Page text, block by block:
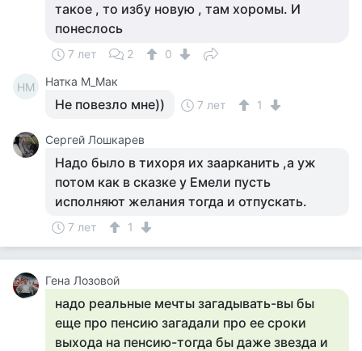
такое , то избу новую , там хоромы. И
понеслось
7 лет 2 0
НМ Натка М_Мак
Не повезло мне)) 7 лет 1
Сергей Лошкарев
Надо было в тихоря их заарканить ,а уж
потом как в сказке у Емели пусть
исполняют желания тогда и отпускать.
7 лет 1
Гена Лозовой
надо реальные мечты загадывать-вы бы
еще про пенсию загадали про ее сроки
выхода на пенсию-тогда бы даже звезда и